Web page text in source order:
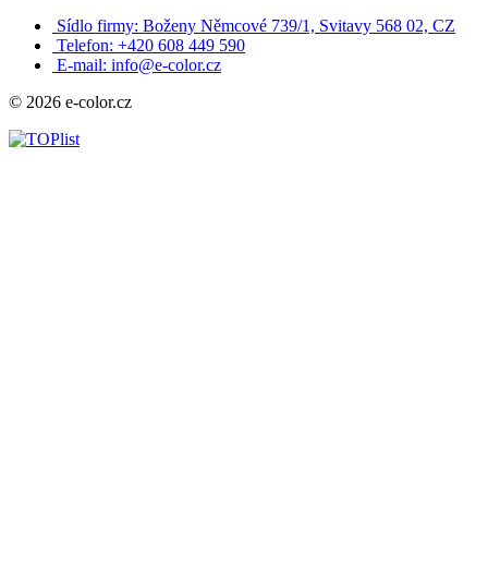
Sídlo firmy: Boženy Němcové 739/1, Svitavy 568 02, CZ
Telefon: +420 608 449 590
E-mail: info@e-color.cz
© 2026 e-color.cz